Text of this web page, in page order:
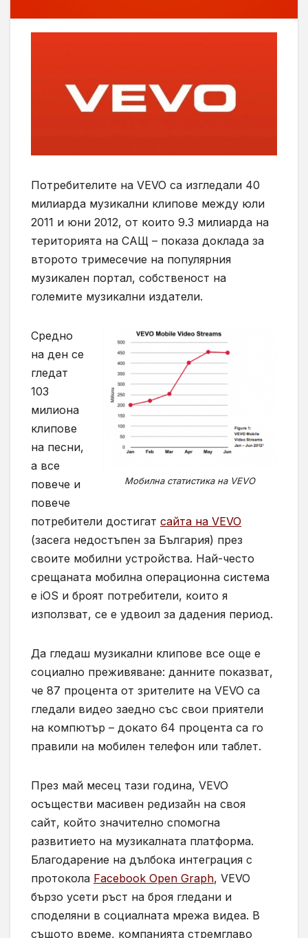
Потребителите на VEVO са изгледали 40
милиарда музикални клипове между юли
2011 и юни 2012, от които 9.3 милиарда на
територията на САЩ – показа доклада за
второто тримесечие на популярния
музикален портал, собственост на
големите музикални издатели.
Мобилна статистика на VEVO
Средно
на ден се
гледат
103
милиона
клипове
на песни,
а все
повече и
повече
потребители достигат сайта на VEVO
(засега недостъпен за България) през
своите мобилни устройства. Най-често
срещаната мобилна операционна система
е iOS и броят потребители, които я
използват, се е удвоил за дадения период.
Да гледаш музикални клипове все още е
социално преживяване: данните показват,
че 87 процента от зрителите на VEVO са
гледали видео заедно със свои приятели
на компютър – докато 64 процента са го
правили на мобилен телефон или таблет.
През май месец тази година, VEVO
осъществи масивен редизайн на своя
сайт, който значително спомогна
развитието на музикалната платформа.
Благодарение на дълбока интеграция с
протокола Facebook Open Graph, VEVO
бързо усети ръст на броя гледани и
споделяни в социалната мрежа видеа. В
същото време, компанията стремглаво